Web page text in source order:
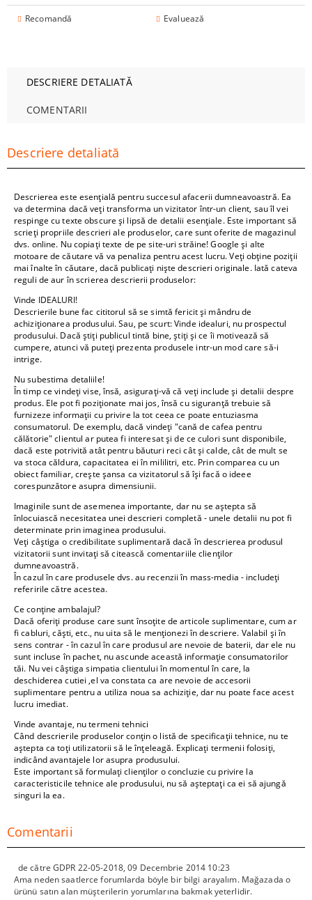
Recomandă Evaluează
DESCRIERE DETALIATĂ
COMENTARII
Descriere detaliată
Descrierea este esențială pentru succesul afacerii dumneavoastră. Ea
va determina dacă veți transforma un vizitator într-un client, sau îl vei
respinge cu texte obscure și lipsă de detalii esențiale. Este important să
scrieți propriile descrieri ale produselor, care sunt oferite de magazinul
dvs. online. Nu copiați texte de pe site-uri străine! Google și alte
motoare de căutare vă va penaliza pentru acest lucru. Veți obține poziții
mai înalte în căutare, dacă publicați niște descrieri originale. Iată cateva
reguli de aur în scrierea descrierii produselor:
Vinde IDEALURI!
Descrierile bune fac cititorul să se simtă fericit și mândru de
achiziționarea produsului. Sau, pe scurt: Vinde idealuri, nu prospectul
produsului. Dacă știți publicul tintă bine, știți și ce îi motivează să
cumpere, atunci vă puteți prezenta produsele intr-un mod care să-i
intrige.
Nu subestima detaliile!
În timp ce vindeți vise, însă, asigurați-vă că veți include și detalii despre
produs. Ele pot fi poziționate mai jos, însă cu siguranță trebuie să
furnizeze informații cu privire la tot ceea ce poate entuziasma
consumatorul. De exemplu, dacă vindeți "cană de cafea pentru
călătorie" clientul ar putea fi interesat și de ce culori sunt disponibile,
dacă este potrivită atât pentru băuturi reci cât și calde, cât de mult se
va stoca căldura, capacitatea ei în mililitri, etc. Prin comparea cu un
obiect familiar, crește șansa ca vizitatorul să își facă o ideee
corespunzătore asupra dimensiunii.
Imaginile sunt de asemenea importante, dar nu se aștepta să
înlocuiască necesitatea unei descrieri completă - unele detalii nu pot fi
determinate prin imaginea produsului.
Veți câștiga o credibilitate suplimentară dacă în descrierea produsul
vizitatorii sunt invitați să citească comentariile clienților
dumneavoastră.
În cazul în care produsele dvs. au recenzii în mass-media - includeți
referirile către acestea.
Ce conține ambalajul?
Dacă oferiți produse care sunt însoțite de articole suplimentare, cum ar
fi cabluri, căști, etc., nu uita să le menționezi în descriere. Valabil și în
sens contrar - în cazul în care produsul are nevoie de baterii, dar ele nu
sunt incluse în pachet, nu ascunde această informație consumatorilor
tăi. Nu vei câștiga simpatia clientului în momentul în care, la
deschiderea cutiei ,el va constata ca are nevoie de accesorii
suplimentare pentru a utiliza noua sa achiziție, dar nu poate face acest
lucru imediat.
Vinde avantaje, nu termeni tehnici
Când descrierile produselor conțin o listă de specificații tehnice, nu te
aștepta ca toți utilizatorii să le înțeleagă. Explicați termenii folosiți,
indicând avantajele lor asupra produsului.
Este important să formulați clienților o concluzie cu privire la
caracteristicile tehnice ale produsului, nu să așteptați ca ei să ajungă
singuri la ea.
Comentarii
de cătreGDPR 22-05-2018,09 Decembrie 2014 10:23
Ama neden saatlerce forumlarda böyle bir bilgi arayalım. Mağazada o
ürünü satın alan müşterilerin yorumlarına bakmak yeterlidir.